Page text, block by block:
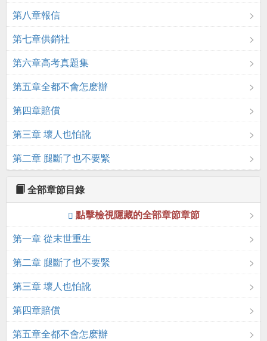
第八章報信
第七章供銷社
第六章高考真題集
第五章全都不會怎麽辦
第四章賠償
第三章 壞人也怕訛
第二章 腿斷了也不要緊
全部章節目錄
點擊檢視隱藏的全部章節章節
第一章 從末世重生
第二章 腿斷了也不要緊
第三章 壞人也怕訛
第四章賠償
第五章全都不會怎麽辦